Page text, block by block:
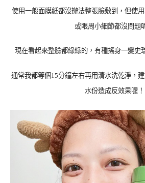
使用一般面膜紙都沒辦法整張臉敷到，但使
或眼周小細節都沒問題
現在看起來整臉都綠綠的，有種搖身一變史
通常我都等個15分鐘左右再用清水洗乾淨，
水份造成反效果喔！